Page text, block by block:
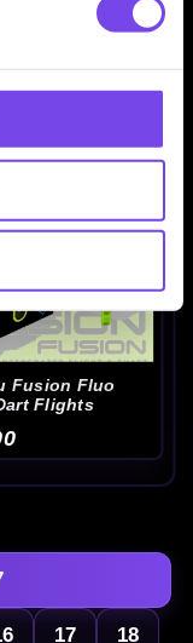
Fusion Fluo
Flights
17 18